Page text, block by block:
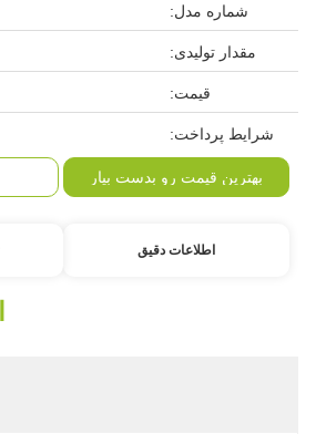
شماره مدل:
مقدار تولیدی:
قیمت:
شرایط پرداخت:
بهترین قیمت رو بدست بیار
اطلاعات دقیق